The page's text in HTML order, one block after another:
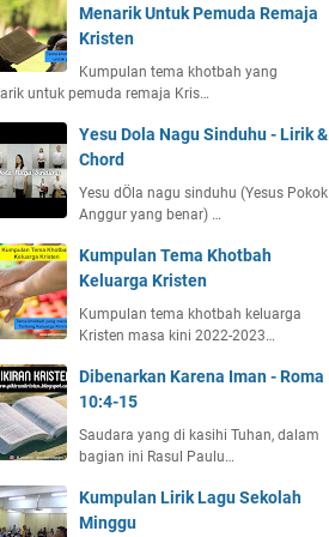
Menarik Untuk Pemuda Remaja
Kristen
Kumpulan tema khotbah yang
untuk pemuda remaja Kris…
Yesu Dola Nagu Sinduhu - Lirik &
Chord
Yesu dÖla nagu sinduhu (Yesus Pokok
Anggur yang benar) …
Kumpulan Tema Khotbah
Keluarga Kristen
Kumpulan tema khotbah keluarga
Kristen masa kini 2022-2023…
Dibenarkan Karena Iman - Roma
10:4-15
Saudara yang di kasihi Tuhan, dalam
bagian ini Rasul Paulu…
Kumpulan Lirik Lagu Sekolah
Minggu